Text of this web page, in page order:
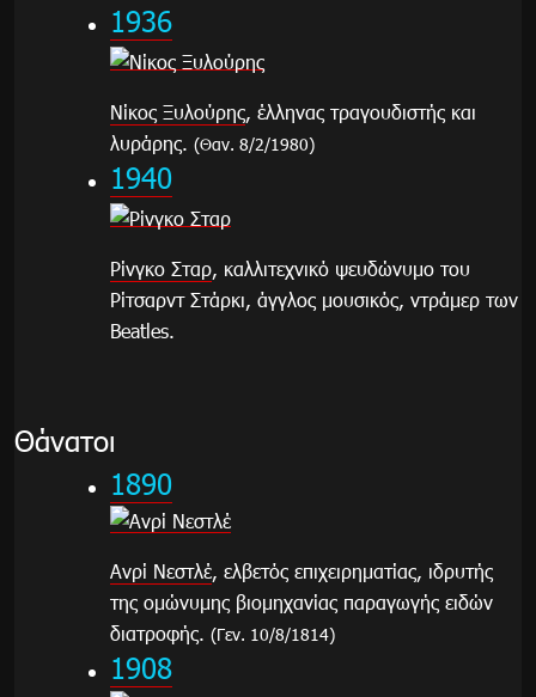
1936
Νίκος Ξυλούρης, έλληνας τραγουδιστής και
λυράρης. (Θαν. 8/2/1980)
1940
Ρίνγκο Σταρ, καλλιτεχνικό ψευδώνυμο του
Ρίτσαρντ Στάρκι, άγγλος μουσικός, ντράμερ των
Beatles.
Θάνατοι
1890
Ανρί Νεστλέ, ελβετός επιχειρηματίας, ιδρυτής
της ομώνυμης βιομηχανίας παραγωγής ειδών
διατροφής. (Γεν. 10/8/1814)
1908